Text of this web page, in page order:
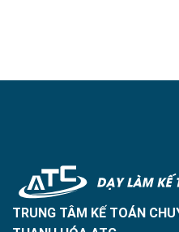
TRUNG TÂM KẾ TOÁN